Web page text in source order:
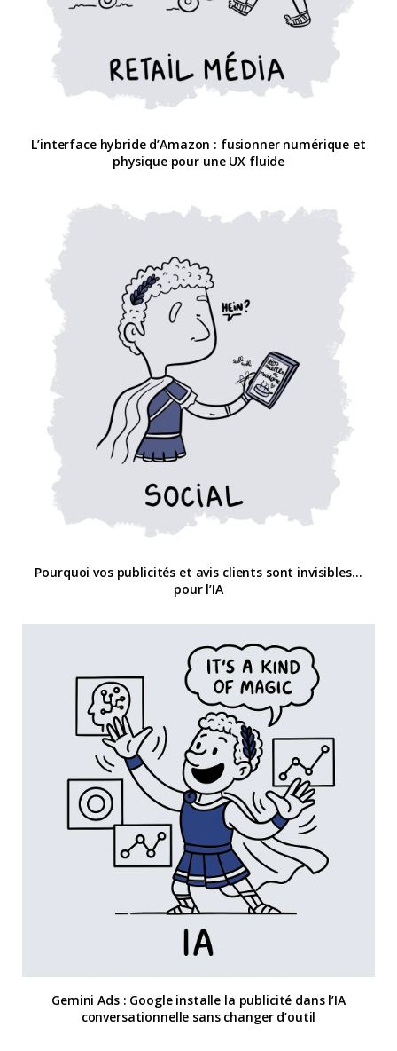
L’interface hybride d’Amazon : fusionner numérique et
physique pour une UX fluide
Pourquoi vos publicités et avis clients sont invisibles…
pour l’IA
Gemini Ads : Google installe la publicité dans l’IA
conversationnelle sans changer d’outil